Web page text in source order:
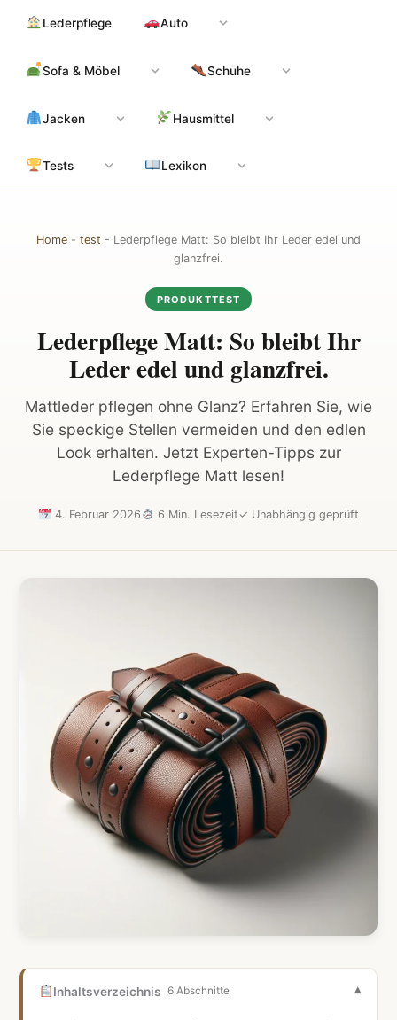
Inhalt
Lederpflege Auto
Sofa & Möbel Schuhe
Jacken Hausmittel
Tests Lexikon
Home - test - Lederpflege Matt: So bleibt Ihr Leder edel und
glanzfrei.
PRODUKTTEST
Lederpflege Matt: So bleibt Ihr
Leder edel und glanzfrei.
Mattleder pflegen ohne Glanz? Erfahren Sie, wie
Sie speckige Stellen vermeiden und den edlen
Look erhalten. Jetzt Experten-Tipps zur
Lederpflege Matt lesen!
4. Februar 2026 6 Min. Lesezeit✓ Unabhängig geprüft
Inhaltsverzeichnis 6 Abschnitte